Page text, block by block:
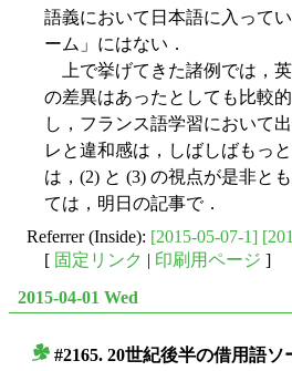
語義において日本語に入って
ーム」にはない．
上で挙げてきた諸例では，
の差異はあったとしても比較
し，フランス語学習において
レと違和感は，しばしばもっ
は，(2) と (3) の視点が是非と
ては，明日の記事で．
Referrer (Inside): [2015-05-07-1]
[ 固定リンク | 印刷用ページ ]
2015-04-01 Wed
#2165. 20世紀後半の借用語ソ